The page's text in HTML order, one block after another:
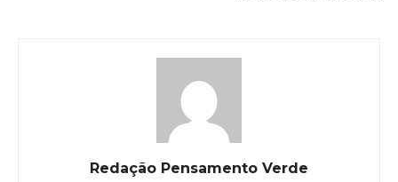
Redação Pensamento Verde